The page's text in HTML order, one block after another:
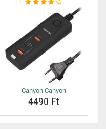
Canyon Canyon
4490 Ft